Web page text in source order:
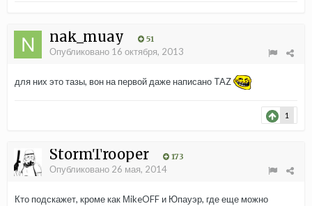
nak_muay 51
Опубликовано 16 октября, 2013
для них это тазы, вон на первой даже написано TAZ
1
StormTrooper 173
Опубликовано 26 мая, 2014
Кто подскажет, кроме как МikeOFF и Юпауэр, где еще можно